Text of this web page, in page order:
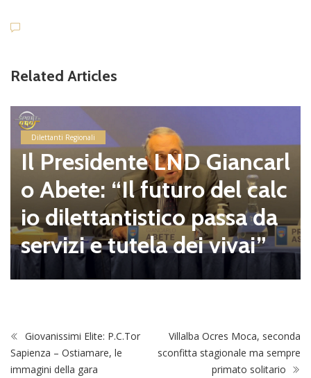
Related Articles
Dilettanti Regionali
Il Presidente LND Giancarl
o Abete: “Il futuro del calc
io dilettantistico passa da
servizi e tutela dei vivai”
Giovanissimi Elite: P.C.Tor
Sapienza – Ostiamare, le
immagini della gara
Villalba Ocres Moca, seconda
sconfitta stagionale ma sempre
primato solitario